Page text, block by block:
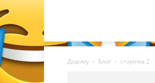
Додому Блог сторінка 2